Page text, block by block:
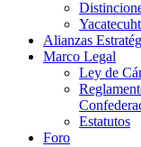
Alianzas
Marco Legal
Ley de
Estatutos
Foro